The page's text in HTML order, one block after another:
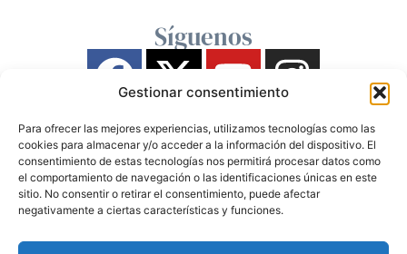
Gestionar consentimiento
Para ofrecer las mejores experiencias, utilizamos tecnologías como las
cookies para almacenar y/o acceder a la información del dispositivo. El
consentimiento de estas tecnologías nos permitirá procesar datos como
el comportamiento de navegación o las identificaciones únicas en este
sitio. No consentir o retirar el consentimiento, puede afectar
negativamente a ciertas características y funciones.
Síguenos